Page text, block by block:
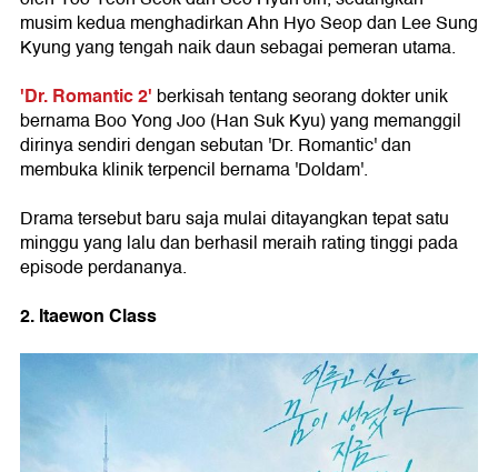
musim kedua menghadirkan Ahn Hyo Seop dan Lee Sung
Kyung yang tengah naik daun sebagai pemeran utama.
'Dr. Romantic 2' berkisah tentang seorang dokter unik
bernama Boo Yong Joo (Han Suk Kyu) yang memanggil
dirinya sendiri dengan sebutan 'Dr. Romantic' dan
membuka klinik terpencil bernama 'Doldam'.
Drama tersebut baru saja mulai ditayangkan tepat satu
minggu yang lalu dan berhasil meraih rating tinggi pada
episode perdananya.
2. Itaewon Class